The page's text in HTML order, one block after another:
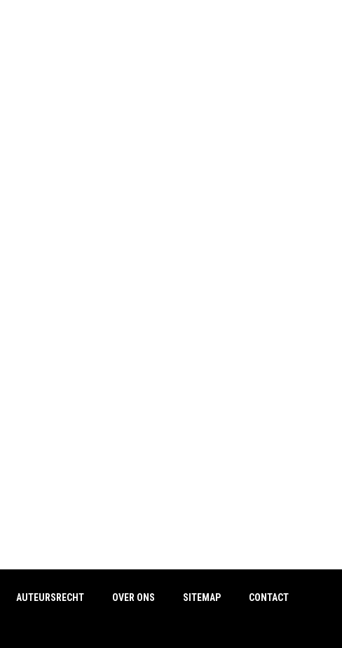
AUTEURSRECHT OVER ONS SITEMAP CONTACT